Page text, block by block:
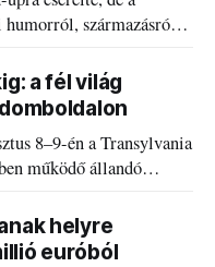
származásról
a fél világ
8–9-én a Transylvania
működő állandó
helyre
euróból